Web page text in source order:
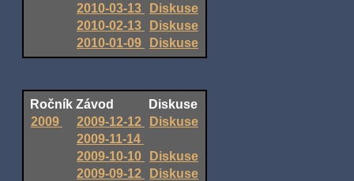
2010-03-13
Diskuse
2010-02-13
Diskuse
2010-01-09
Diskuse
Ročník Závod
Diskuse
2009
2009-12-12
Diskuse
2009-11-14
2009-10-10
Diskuse
2009-09-12
Diskuse